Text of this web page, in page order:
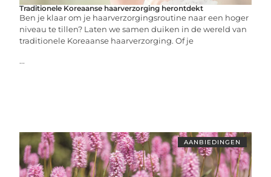
Traditionele Koreaanse haarverzorging herontdekt
Ben je klaar om je haarverzorgingsroutine naar een hoger
niveau te tillen? Laten we samen duiken in de wereld van
traditionele Koreaanse haarverzorging. Of je
...
AANBIEDINGEN